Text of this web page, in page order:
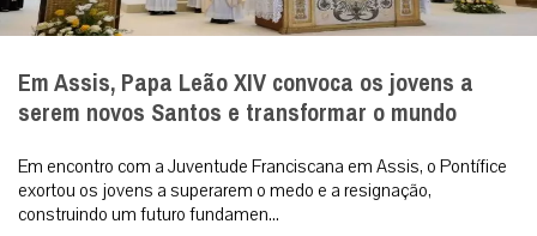
Em Assis, Papa Leão XIV convoca os jovens a
serem novos Santos e transformar o mundo
Em encontro com a Juventude Franciscana em Assis, o Pontífice
exortou os jovens a superarem o medo e a resignação,
construindo um futuro fundamen...